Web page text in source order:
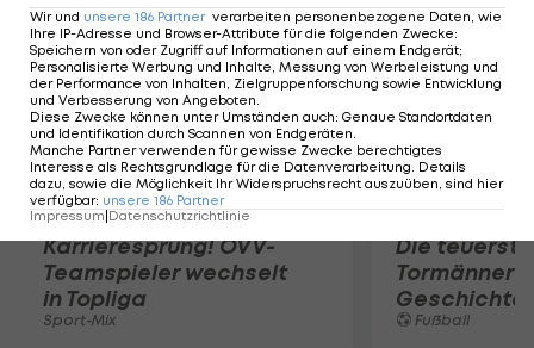
Karrieresprung! ÖVV-
Teamspieler wechselt
in Topliga
Sport-Mix
Die
Tormänner
Geschichte
Fußball
Wir und unsere 186 Partner verarbeiten personenbezogene Daten, wie
Ihre IP-Adresse und Browser-Attribute für die folgenden Zwecke:
Speichern von oder Zugriff auf Informationen auf einem Endgerät;
Personalisierte Werbung und Inhalte, Messung von Werbeleistung und
der Performance von Inhalten, Zielgruppenforschung sowie Entwicklung
und Verbesserung von Angeboten.
Diese Zwecke können unter Umständen auch: Genaue Standortdaten
und Identifikation durch Scannen von Endgeräten.
Manche Partner verwenden für gewisse Zwecke berechtigtes
Interesse als Rechtsgrundlage für die Datenverarbeitung. Details
dazu, sowie die Möglichkeit Ihr Widerspruchsrecht auszuüben, sind hier
verfügbar: unsere 186 Partner
Impressum Datenschutzrichtlinie